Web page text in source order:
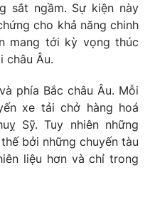
sắt ngầm. Sự kiện này
cho khả năng chinh
mang tới kỳ vọng thúc
châu Âu.
phía Bắc châu Âu. Mỗi
xe tải chở hàng hoá
Sỹ. Tuy nhiên những
bởi những chuyến tàu
liệu hơn và chỉ trong